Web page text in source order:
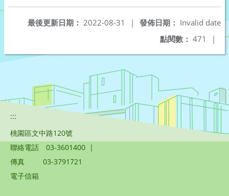
發佈日期： Invalid date
最後更新日期： 2022-08-31
|
點閱數： 471 |
:::
桃園區文中路120號
聯絡電話
03-3601400 |
傳真
03-3791721
電子信箱